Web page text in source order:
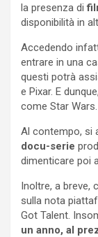
la presenza di
disponibilità in
Accedendo
entrare in una
questi potrà
e Pixar. E
come Star Wars.
Al contempo, si
docu-serie
dimenticare poi
Inoltre, a breve,
sulla nota
Got Talent.
un anno, al